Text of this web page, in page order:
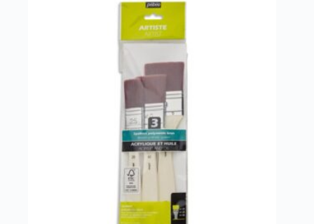
λειτουργία του site. Διαβάστε περισσότερα στο